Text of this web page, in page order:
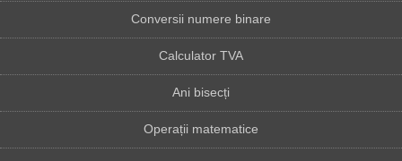
Conversii numere binare
Calculator TVA
Ani bisecți
Operații matematice